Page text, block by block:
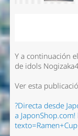
Y a continuación
de idols
Ver esta
?Directa desde
a